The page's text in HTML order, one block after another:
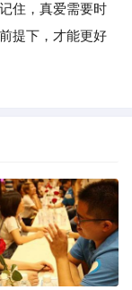
住，真爱需要时
提下，才能更好